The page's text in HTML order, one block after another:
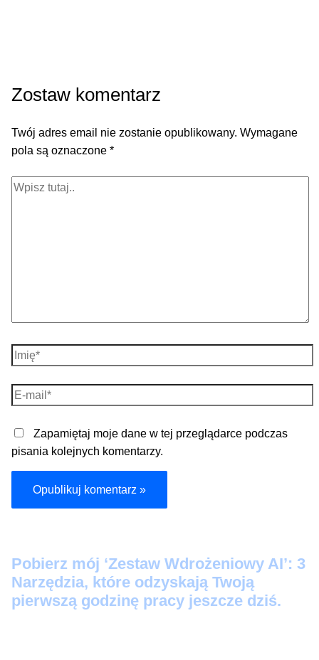
Zostaw komentarz
Twój adres email nie zostanie opublikowany. Wymagane
pola są oznaczone*
Wpisz
Imię*
E-
mail*
Zapamiętaj moje dane w tej przeglądarce podczas
pisania kolejnych komentarzy.
Pobierz mój ‘Zestaw Wdrożeniowy AI’: 3
Narzędzia, które odzyskają Twoją
pierwszą godzinę pracy jeszcze dziś.